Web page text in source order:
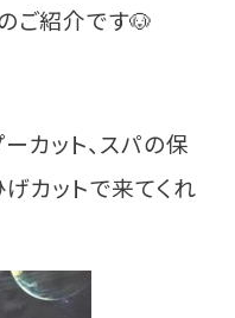
ご紹介です🐶
カット、スパの保
カットで来てくれ